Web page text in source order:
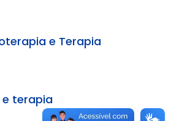
e Terapia
terapia